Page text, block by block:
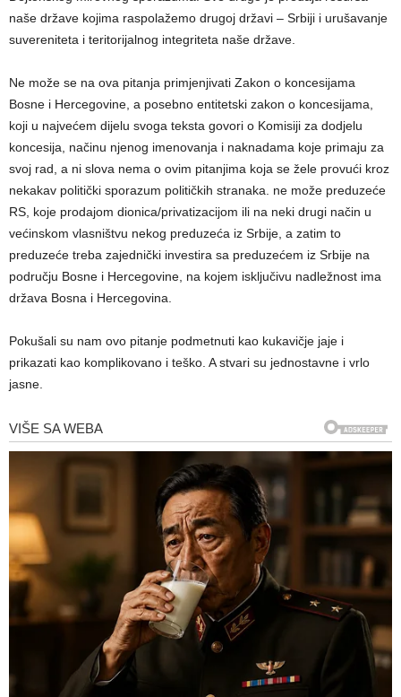
naše države kojima raspolažemo drugoj državi – Srbiji i urušavanje
suvereniteta i teritorijalnog integriteta naše države.
Ne može se na ova pitanja primjenjivati Zakon o koncesijama
Bosne i Hercegovine, a posebno entitetski zakon o koncesijama,
koji u najvećem dijelu svoga teksta govori o Komisiji za dodjelu
koncesija, načinu njenog imenovanja i naknadama koje primaju za
svoj rad, a ni slova nema o ovim pitanjima koja se žele provući kroz
nekakav politički sporazum političkih stranaka. ne može preduzeće
RS, koje prodajom dionica/privatizacijom ili na neki drugi način u
većinskom vlasništvu nekog preduzeća iz Srbije, a zatim to
preduzeće treba zajednički investira sa preduzećem iz Srbije na
području Bosne i Hercegovine, na kojem isključivu nadležnost ima
država Bosna i Hercegovina.
Pokušali su nam ovo pitanje podmetnuti kao kukavičje jaje i
prikazati kao komplikovano i teško. A stvari su jednostavne i vrlo
jasne.